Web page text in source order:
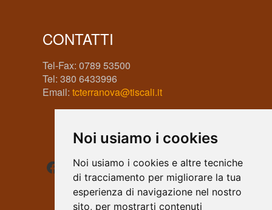
Noi usiamo i cookies
Noi usiamo i cookies e altre tecniche
di tracciamento per migliorare la tua
esperienza di navigazione nel nostro
sito, per mostrarti contenuti
CONTATTI
Tel-Fax: 0789 53500
Tel: 380 6433996
Email: tcterranova@tiscali.it
Facebook
Instagram
WhatsApp